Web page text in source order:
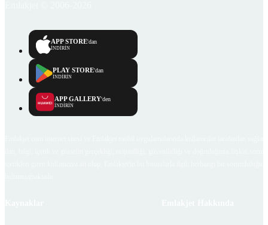
APP STORE'dan
İNDİRİN
PLAY STORE'dan
İNDİRİN
APP GALLERY'den
İNDİRİN